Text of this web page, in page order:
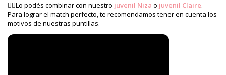
👉🏻Lo podés combinar con nuestro juvenil Niza o juvenil Claire.
Para lograr el match perfecto, te recomendamos tener en cuenta los
motivos de nuestras puntillas.